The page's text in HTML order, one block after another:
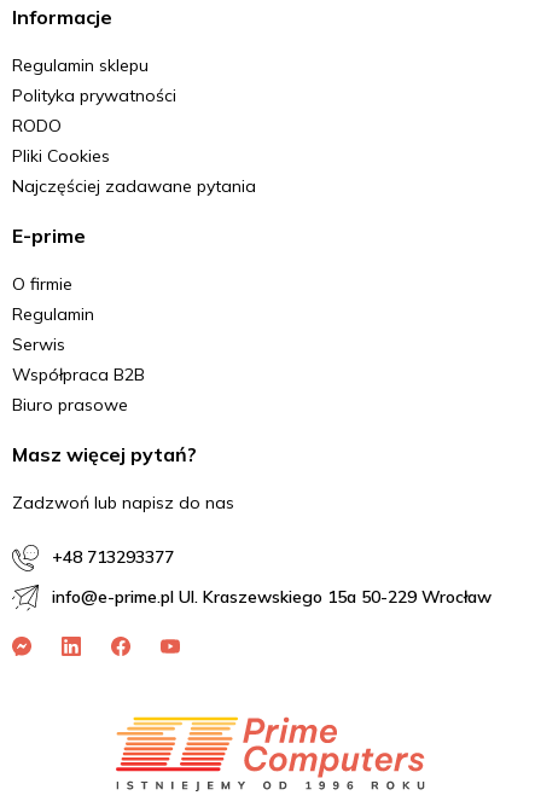
Informacje
Regulamin sklepu
Polityka prywatności
RODO
Pliki Cookies
Najczęściej zadawane pytania
E-prime
O firmie
Regulamin
Serwis
Współpraca B2B
Biuro prasowe
Masz więcej pytań?
Zadzwoń lub napisz do nas
+48 713293377
info@e-prime.pl Ul. Kraszewskiego 15a 50-229 Wrocław